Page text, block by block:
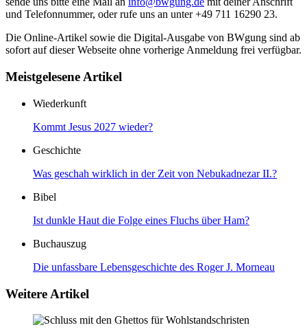
und Telefonnummer, oder rufe uns an unter +49 711 16290 23.
Die Online-Artikel sowie die Digital-Ausgabe von BWgung sind ab
sofort auf dieser Webseite ohne vorherige Anmeldung frei verfügbar.
Meistgelesene Artikel
Wiederkunft
Kommt Jesus 2027 wieder?
Geschichte
Was geschah wirklich in der Zeit von Nebukadnezar II.?
Bibel
Ist dunkle Haut die Folge eines Fluchs über Ham?
Buchauszug
Die unfassbare Lebensgeschichte des Roger J. Morneau
Weitere Artikel